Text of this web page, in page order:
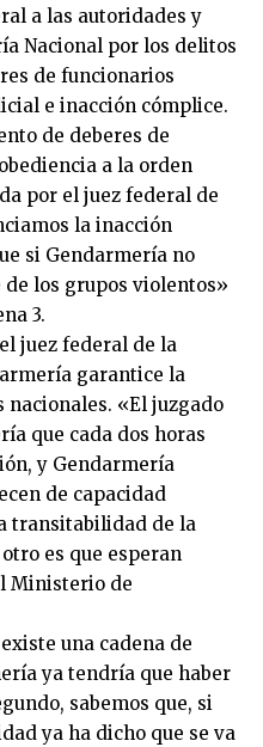
a las autoridades y
Nacional por los delitos
de funcionarios
e inacción cómplice.
de deberes de
a la orden
por el juez federal de
la inacción
si Gendarmería no
los grupos violentos»
3.
juez federal de la
garantice la
«El juzgado
que cada dos horas
y Gendarmería
de capacidad
transitabilidad de la
es que esperan
Ministerio de
una cadena de
ya tendría que haber
sabemos que, si
ya ha dicho que se va